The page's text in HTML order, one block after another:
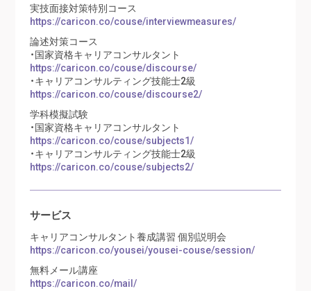
実技面接対策特別コース
https://caricon.co/couse/interviewmeasures/
論述対策コース
・国家資格キャリアコンサルタント
https://caricon.co/couse/discourse/
・キャリアコンサルティング技能士2級
https://caricon.co/couse/discourse2/
学科模擬試験
・国家資格キャリアコンサルタント
https://caricon.co/couse/subjects1/
・キャリアコンサルティング技能士2級
https://caricon.co/couse/subjects2/
サービス
キャリアコンサルタント養成講習 個別説明会
https://caricon.co/yousei/yousei-couse/session/
無料メール講座
https://caricon.co/mail/